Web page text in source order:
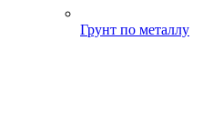
Грунт по металлу